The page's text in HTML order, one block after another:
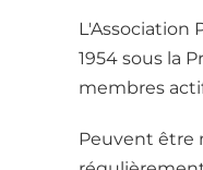
L'Association
1954 sous la
membres
Peuvent être